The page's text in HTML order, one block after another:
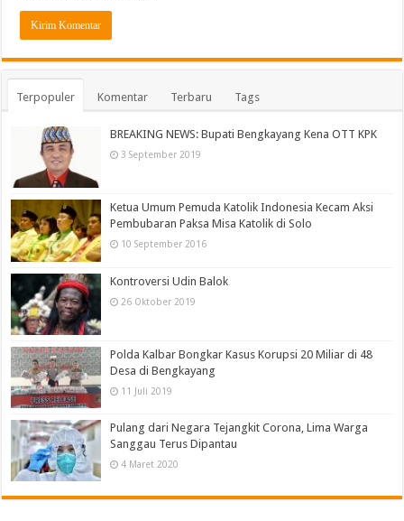
Terpopuler Komentar Terbaru Tags
BREAKING NEWS: Bupati Bengkayang Kena OTT KPK
3 September 2019
Ketua Umum Pemuda Katolik Indonesia Kecam Aksi
Pembubaran Paksa Misa Katolik di Solo
10 September 2016
Kontroversi Udin Balok
26 Oktober 2019
Polda Kalbar Bongkar Kasus Korupsi 20 Miliar di 48
Desa di Bengkayang
11 Juli 2019
Pulang dari Negara Tejangkit Corona, Lima Warga
Sanggau Terus Dipantau
4 Maret 2020